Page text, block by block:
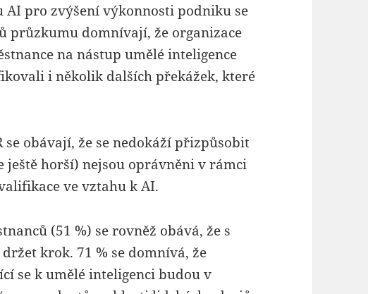
pro zvýšení výkonnosti podniku se
průzkumu domnívají, že organizace
na nástup umělé inteligence
i několik dalších překážek, které
obávají, že se nedokáží přizpůsobit
horší) nejsou oprávněni v rámci
ve vztahu k AI.
(51 %) se rovněž obává, že s
krok. 71 % se domnívá, že
se k umělé inteligenci budou v